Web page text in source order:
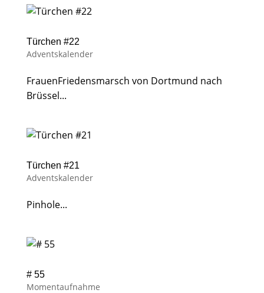
Türchen #22
Adventskalender
FrauenFriedensmarsch von Dortmund nach
Brüssel...
Türchen #21
Adventskalender
Pinhole...
# 55
Momentaufnahme